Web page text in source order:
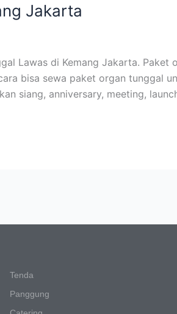
Jakarta
Lawas di Kemang Jakarta.
bisa sewa paket organ tunggal
siang, anniversary, meeting,
Tenda
Panggung